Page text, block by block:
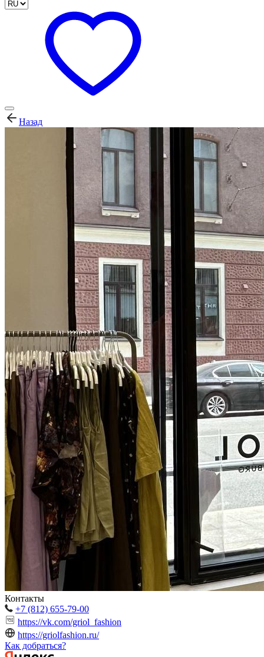
Назад
Контакты
+7 (812) 655-79-00
https://vk.com/griol_fashion
https://griolfashion.ru/
Как добраться?